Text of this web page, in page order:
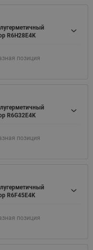
R6H28E4K
позиция
R6G32E4K
позиция
R6F45E4K
позиция